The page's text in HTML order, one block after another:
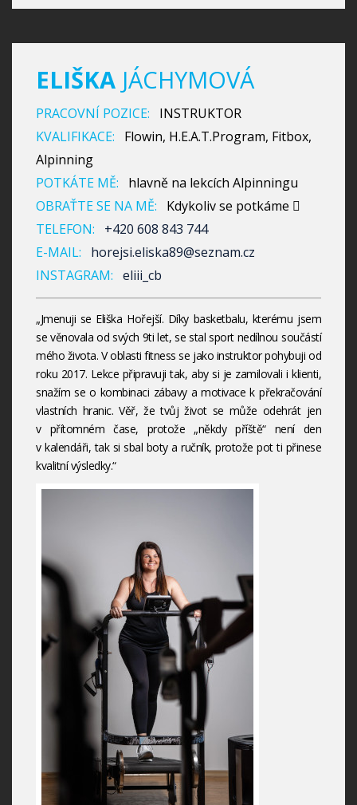
ELIŠKA JÁCHYMOVÁ
PRACOVNÍ POZICE:
INSTRUKTOR
KVALIFIKACE:
Flowin, H.E.A.T.Program, Fitbox,
Alpinning
POTKÁTE MĚ:
hlavně na lekcích Alpinningu
OBRAŤTE SE NA MĚ:
Kdykoliv se potkáme 
TELEFON:
+420 608 843 744
E-MAIL:
horejsi.eliska89@seznam.cz
INSTAGRAM: eliii_cb
„Jmenuji se Eliška Hořejší. Díky basketbalu, kterému jsem
se věnovala od svých 9ti let, se stal sport nedílnou součástí
mého života. V oblasti fitness se jako instruktor pohybuji od
roku 2017. Lekce připravuji tak, aby si je zamilovali i klienti,
snažím se o kombinaci zábavy a motivace k překračování
vlastních hranic. Věř, že tvůj život se může odehrát jen
v přítomném čase, protože „někdy příště“ není den
v kalendáři, tak si sbal boty a ručník, protože pot ti přinese
kvalitní výsledky.“